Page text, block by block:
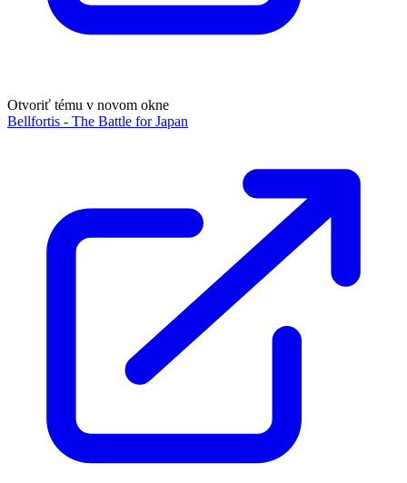
Otvoriť tému v novom okne
Bellfortis - The Battle for Japan